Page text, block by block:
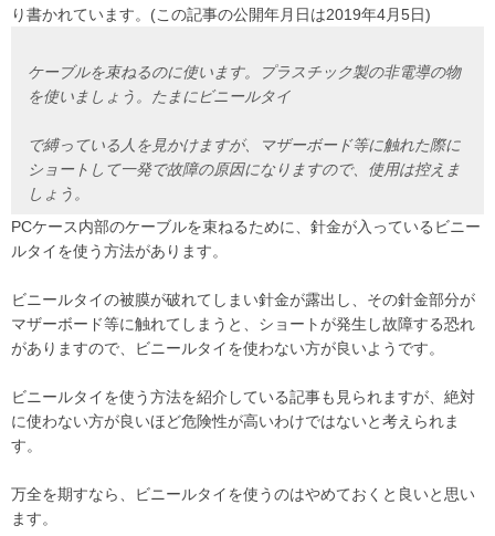
り書かれています。(この記事の公開年月日は2019年4月5日)
ケーブルを束ねるのに使います。プラスチック製の非電導の物
を使いましょう。たまにビニールタイ
で縛っている人を見かけますが、マザーボード等に触れた際に
ショートして一発で故障の原因になりますので、使用は控えま
しょう。
PCケース内部のケーブルを束ねるために、針金が入っているビニー
ルタイを使う方法があります。
ビニールタイの被膜が破れてしまい針金が露出し、その針金部分が
マザーボード等に触れてしまうと、ショートが発生し故障する恐れ
がありますので、ビニールタイを使わない方が良いようです。
ビニールタイを使う方法を紹介している記事も見られますが、絶対
に使わない方が良いほど危険性が高いわけではないと考えられま
す。
万全を期すなら、ビニールタイを使うのはやめておくと良いと思い
ます。